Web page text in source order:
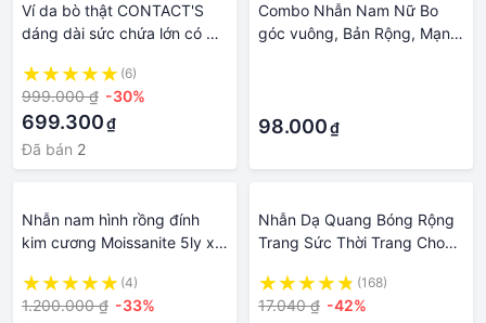
Ví da bò thật CONTACT'S
dáng dài sức chứa lớn có ba
thời trang cho nam
(6)
999.000 ₫ -30%
699.300₫
Đã bán 2
Combo Nhẫn Nam Nữ Bo
góc vuông, Bản Rộng, Mạnh
đựng trang sức.
98.000₫
Nhẫn nam hình rồng đính
kim cương Moissanite 5ly xi
sang trọng NNAM0037 -
Trang Sức TNJ
(4)
1.200.000 ₫ -33%
Nhẫn Dạ Quang Bóng Rộng
Trang Sức Thời Trang Cho
(168)
17.040 ₫ -42%